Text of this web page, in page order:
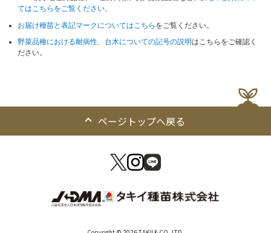
てはこちらをご覧ください。
お届け種苗と表記マークについてはこちら をご覧ください。
野菜品種における耐病性、台木についての記号の説明はこちらをご確認く
ださい。
ページトップへ戻る